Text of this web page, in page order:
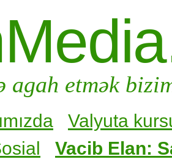
agah etmək
Valyuta
Vacib Elan: